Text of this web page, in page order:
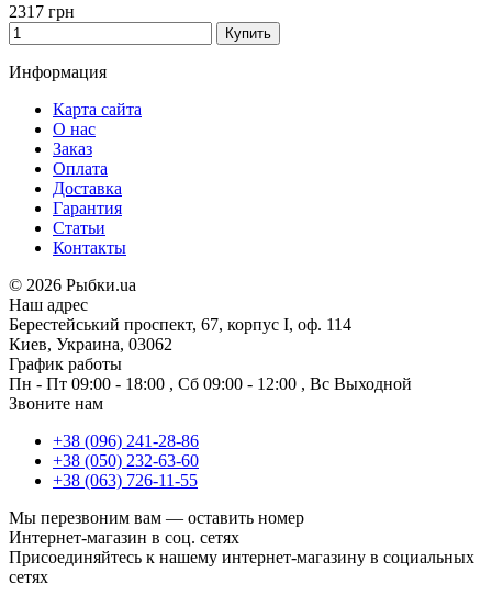
2317 грн
Купить
Информация
Карта сайта
О нас
Заказ
Оплата
Доставка
Гарантия
Статьи
Контакты
© 2026 Рыбки.ua
Наш адрес
Берестейський проспект, 67, корпус I, оф. 114
Киев, Украина, 03062
График работы
Пн - Пт 09:00 - 18:00 , Сб 09:00 - 12:00 , Вс Выходной
Звоните нам
+38 (096) 241-28-86
+38 (050) 232-63-60
+38 (063) 726-11-55
Мы перезвоним вам — оставить номер
Интернет-магазин в соц. сетях
Присоединяйтесь к нашему интернет-магазину в социальных
сетях